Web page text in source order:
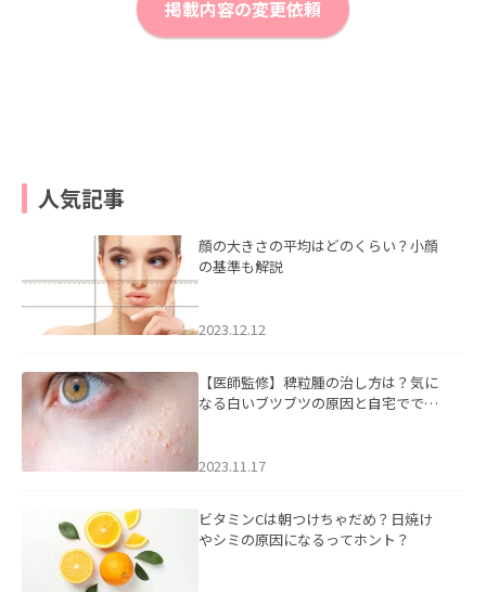
掲載内容の変更依頼
人気記事
顔の大きさの平均はどのくらい？小顔
の基準も解説
2023.12.12
【医師監修】稗粒腫の治し方は？気に
なる白いブツブツの原因と自宅ででき
2023.11.17
ビタミンCは朝つけちゃだめ？日焼け
やシミの原因になるってホント？